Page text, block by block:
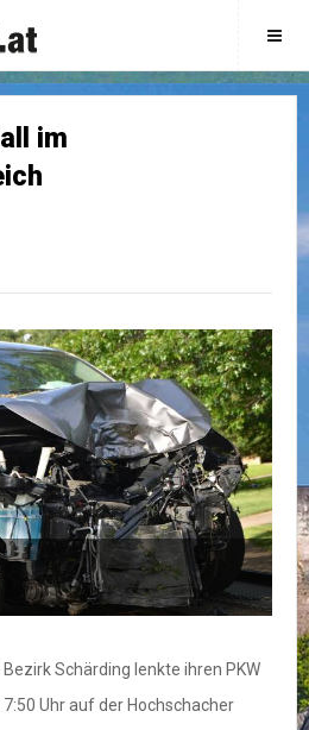
im
Schärding lenkte ihren PKW
Uhr auf der Hochschacher